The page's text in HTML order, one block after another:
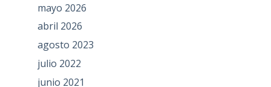
mayo 2026
abril 2026
agosto 2023
julio 2022
junio 2021